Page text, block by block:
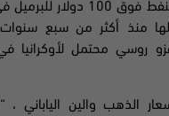
منذ أكثر من سبع
روسي محتمل لأوكرانيا
الذهب والين الياباني ،